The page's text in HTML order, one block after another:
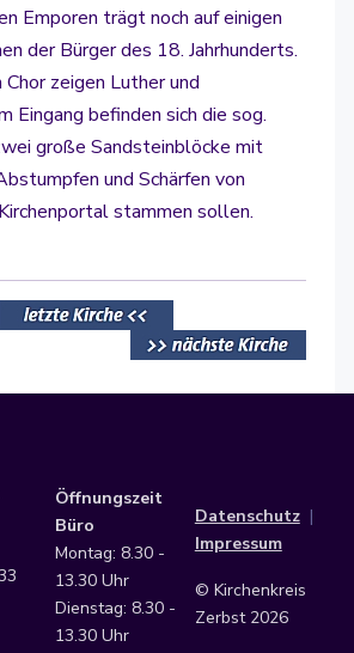
Emporen trägt noch auf einigen
der Bürger des 18. Jahrhunderts.
zeigen Luther und
Eingang befinden sich die sog.
große Sandsteinblöcke mit
und Schärfen von
stammen sollen.
Öffnungszeit
Büro
Montag: 8.30 -
13.30 Uhr
Dienstag: 8.30 -
13.30 Uhr
Datenschutz|
Impressum
© Kirchenkreis
Zerbst 2026